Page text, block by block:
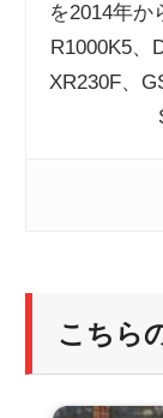
を2014年か
R1000K5、
XR230F、
こちら